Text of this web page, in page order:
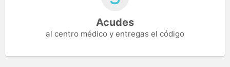
Acudes
al centro médico y entregas el código